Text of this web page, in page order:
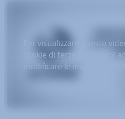
Per visualizzare questo
cookie di terze parti. Puoi
modificare le impostazioni